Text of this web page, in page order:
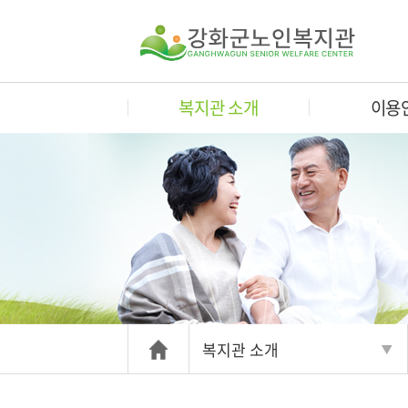
복지관 소개 이용
복지관 소개